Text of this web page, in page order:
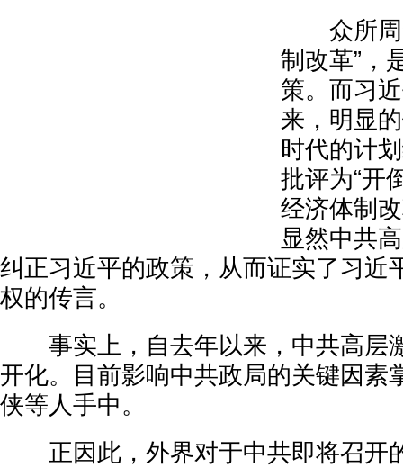
众所周
制改革”，
策。而习
来，明显
时代的计
批评为“开
经济体制
显然中共
纠正习近平的政策，从而证实了习近
权的传言。
事实上，自去年以来，中共高层
开化。目前影响中共政局的关键因素
侠等人手中。
正因此，外界对于中共即将召开